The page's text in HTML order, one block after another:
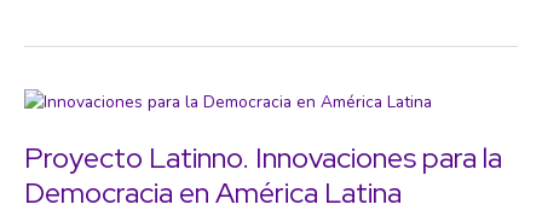
Ciudadana
España
Proyecto Latinno. Innovaciones para la
Democracia en América Latina